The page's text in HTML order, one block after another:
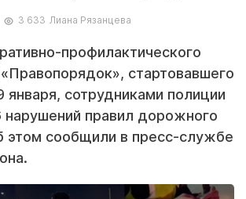
3 633 Лиана Рязанцева
профилактического
стартовавшего
января, сотрудниками полиции
нарушений правил дорожного
этом сообщили в пресс-службе